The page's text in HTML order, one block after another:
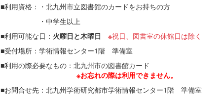
■利用資格：・北九州市立図書館のカードをお持ちの方
・中学生以上
■利用可能な日： 火曜日と木曜日 ※祝日、図書室の休館日は除く
■受付場所：学術情報センター1階 準備室
■利用の際必要なもの：北九州市の図書館カード
※お忘れの際は利用できません。
■お問合せ先：北九州学術研究都市学術情報センター1階 準備室